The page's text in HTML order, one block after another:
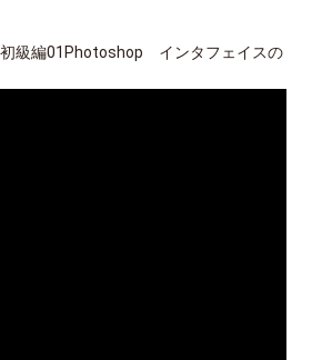
初級編01Photoshop インタフェイスの